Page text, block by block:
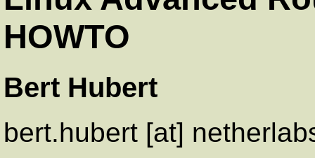
HOWTO
Bert Hubert
bert.hubert [at]